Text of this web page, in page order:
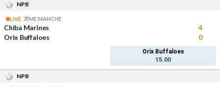
NPB
LIVE 7ÈME MANCHE
Chiba Marines
4
Orix Buffaloes
0
Orix Buffaloes
15.00
NPB